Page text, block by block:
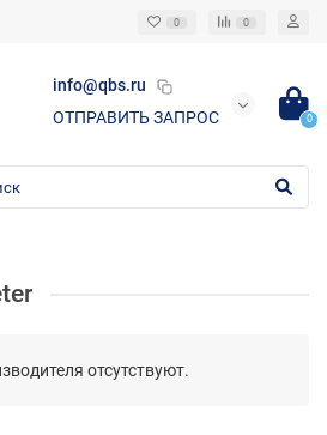
0 0
info@qbs.ru
ОТПРАВИТЬ ЗАПРОС
0
отсутствуют.